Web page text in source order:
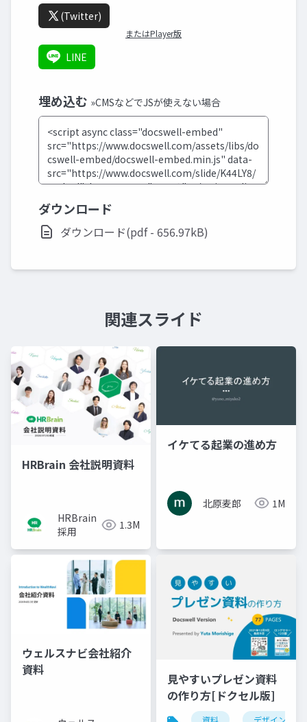
(Twitter)
またはPlayer版
LINE
埋め込む »CMSなどでJSが使えない場合
ダウンロード
ダウンロード(pdf - 656.97kB)
関連スライド
HRBrain 会社説明資料
HRBrain
採用
1.3M
イケてる起業の進め方
北原麦郎 1M
ウェルスナビ会社紹介
資料
見やすいプレゼン資料
の作り方[ドクセル版]